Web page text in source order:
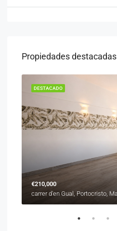
Propiedades destacadas
DESTACADO
€210,000